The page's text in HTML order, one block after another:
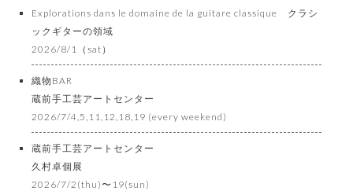
Explorations dans le domaine de la guitare classique クラシ
ックギターの領域
2026/8/1（sat）
織物BAR
蔵前手工芸アートセンター
2026/7/4,5,11,12,18,19 (every weekend)
蔵前手工芸アートセンター
久村卓個展
2026/7/2(thu)〜19(sun)